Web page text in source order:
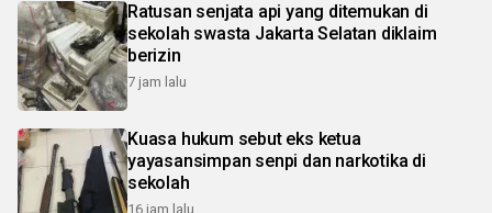
Ratusan senjata api yang ditemukan di
sekolah swasta Jakarta Selatan diklaim
berizin
7 jam lalu
Kuasa hukum sebut eks ketua
yayasansimpan senpi dan narkotika di
sekolah
16 jam lalu